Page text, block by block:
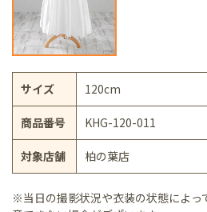
サイズ 120cm
商品番号 KHG-120-011
対象店舗 柏の葉店
※当日の撮影状況や衣装の状態によっ